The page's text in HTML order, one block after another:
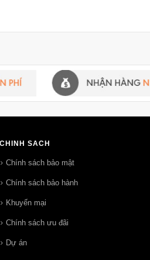
CHÍNH SÁCH
Chính sách bảo mật
Chính sách bảo hành
Khuyến mại
Chính sách ưu đãi
Dự án